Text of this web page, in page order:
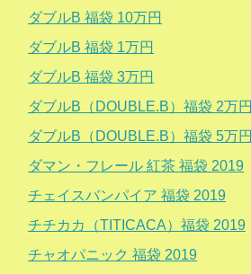
ダブルB 福袋 10万円
ダブルB 福袋 1万円
ダブルB 福袋 3万円
ダブルB（DOUBLE.B）福袋 2万円
ダブルB（DOUBLE.B）福袋 5万円
ダマン・フレール 紅茶 福袋 2019
チェイスバンパイア 福袋 2019
チチカカ（TITICACA）福袋 2019
チャオパニック 福袋 2019